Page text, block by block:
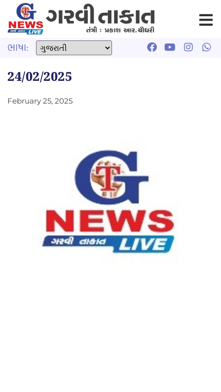
ભાષા:
24/02/2025
February 25, 2025